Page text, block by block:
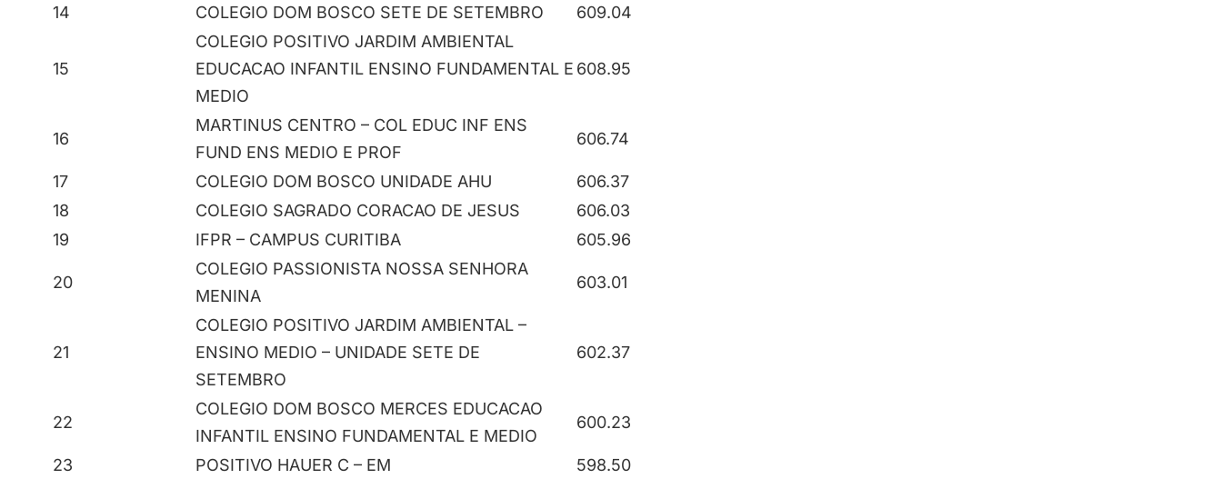
14
COLEGIO DOM BOSCO SETE DE SETEMBRO 609.04
15
COLEGIO POSITIVO JARDIM AMBIENTAL
EDUCACAO INFANTIL ENSINO FUNDAMENTAL E
MEDIO
608.95
16
MARTINUS CENTRO – COL EDUC INF ENS
FUND ENS MEDIO E PROF
606.74
17 COLEGIO DOM BOSCO UNIDADE AHU
606.37
18
COLEGIO SAGRADO CORACAO DE JESUS
606.03
19
IFPR – CAMPUS CURITIBA 605.96
20
COLEGIO PASSIONISTA NOSSA SENHORA
MENINA
603.01
21
COLEGIO POSITIVO JARDIM AMBIENTAL –
ENSINO MEDIO – UNIDADE SETE DE
SETEMBRO
602.37
22
COLEGIO DOM BOSCO MERCES EDUCACAO
INFANTIL ENSINO FUNDAMENTAL E MEDIO
600.23
23 POSITIVO HAUER C – EM 598.50